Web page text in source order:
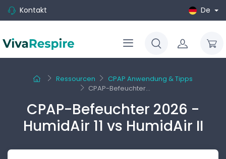
Kontakt De
Ressourcen
CPAP Anwendung & Tipps
CPAP-Befeuchter...
CPAP-Befeuchter 2026 -
HumidAir 11 vs HumidAir II